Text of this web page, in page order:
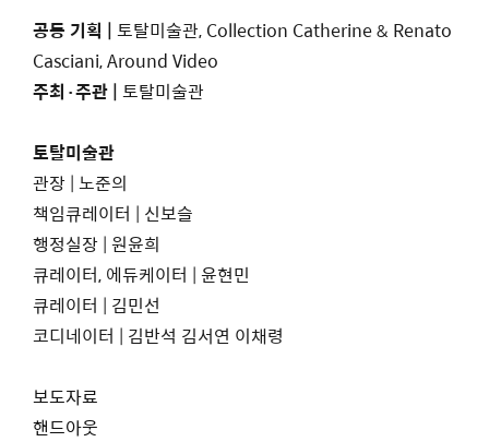
공동 기획 | 토탈미술관, Collection Catherine & Renato
Casciani, Around Video
주최·주관 |토탈미술관
토탈미술관
관장 | 노준의
책임큐레이터 | 신보슬
행정실장 | 원윤희
큐레이터, 에듀케이터 | 윤현민
큐레이터 | 김민선
코디네이터 | 김반석 김서연 이채령
보도자료
핸드아웃